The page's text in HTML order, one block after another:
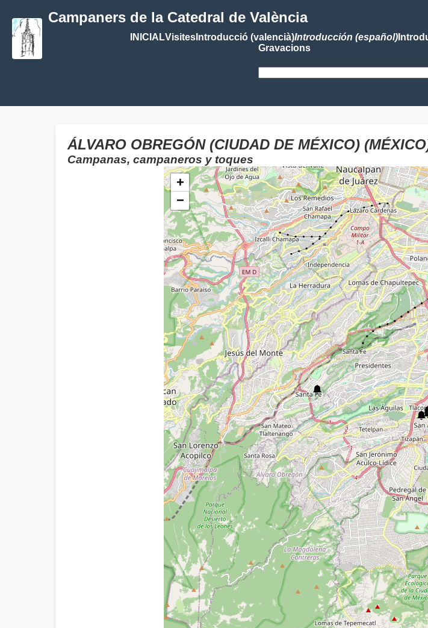
Campaners de la Catedral de València
INICIALVisitesIntroducció (valencià)Introducción (español)
Gravacions
ÁLVARO OBREGÓN (CIUDAD DE MÉXICO)
Campanas, campaneros y toques
+
−